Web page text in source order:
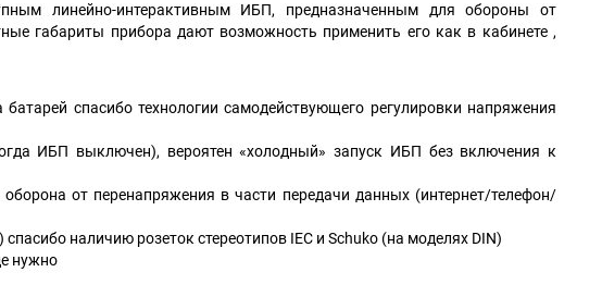
линейно-интерактивным ИБП, предназначенным для обороны от
габариты прибора дают возможность применить его как в кабинете ,
спасибо технологии самодействующего регулировки напряжения
ИБП выключен), вероятен «холодный» запуск ИБП без включения к
от перенапряжения в части передачи данных (интернет/телефон/
наличию розеток стереотипов IEC и Schuko (на моделях DIN)
нужно